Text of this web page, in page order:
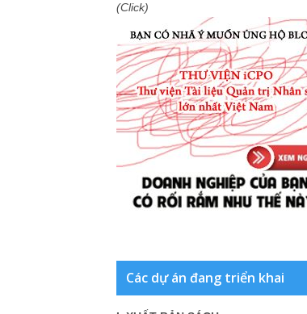
(Click)
Các dự án đang triển khai